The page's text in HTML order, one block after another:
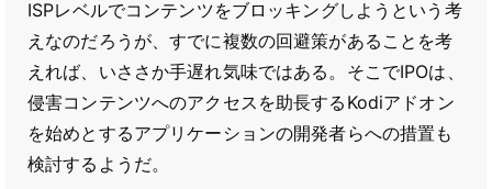
ISPレベルでコンテンツをブロッキングしようという考
えなのだろうが、すでに複数の回避策があることを考
えれば、いささか手遅れ気味ではある。そこでIPOは、
侵害コンテンツへのアクセスを助長するKodiアドオン
を始めとするアプリケーションの開発者らへの措置も
検討するようだ。